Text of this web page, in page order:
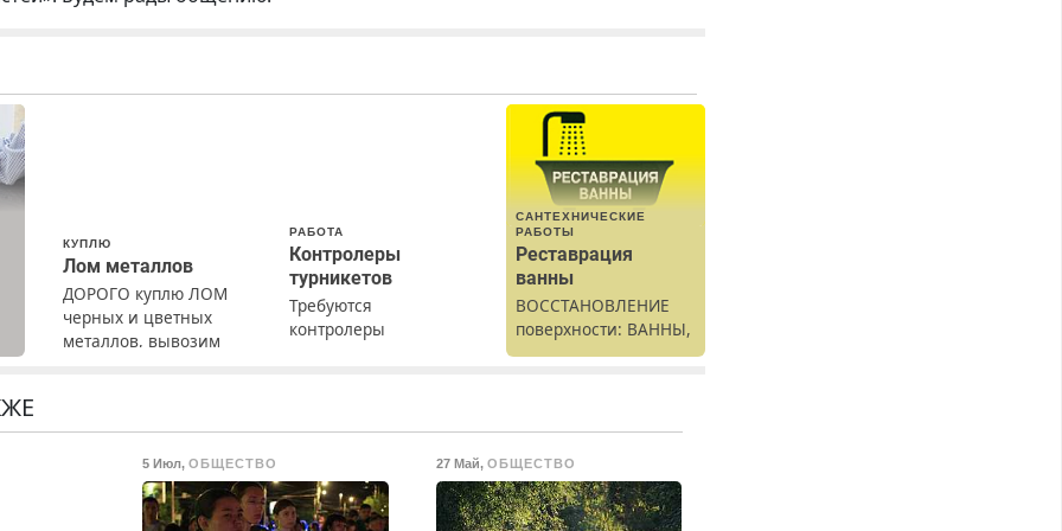
КУПЛЮ
Лом металлов
ДОРОГО куплю ЛОМ
черных и цветных
металлов, вывозим
РАБОТА
Контролеры
турникетов
Требуются
контролеры
ТК РФ. График работы
любой. Бесплатное
проживание. З/п – до
САНТЕХНИЧЕСКИЕ
РАБОТЫ
Реставрация
ванны
ВОССТАНОВЛЕНИЕ
поверхности: ВАННЫ,
раковины,
5 Июл,ОБЩЕСТВО 27 Май, ОБЩЕСТВО